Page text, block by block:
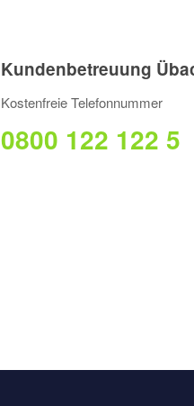
Kundenbetreuung
Kostenfreie Telefonnummer
0800 122 122 5